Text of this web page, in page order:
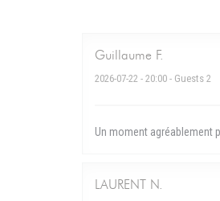
Guillaume F
2026-07-22 - 20:00 - Guests 2
Un moment agréablement
LAURENT N